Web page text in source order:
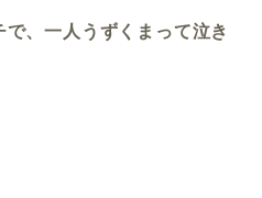
、一人うずくまって泣き